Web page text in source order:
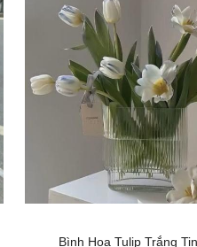
Bình Hoa Tulip Trắng